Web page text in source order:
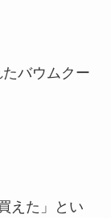
バウムクー
えた」とい